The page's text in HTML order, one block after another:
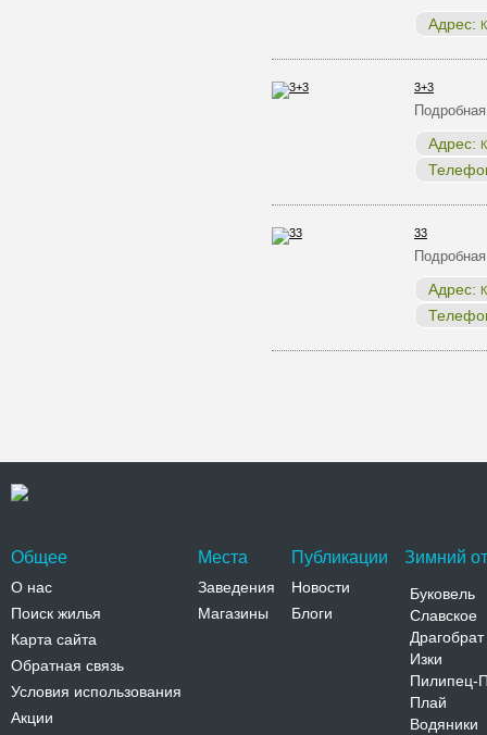
Адрес:
3+3
Адрес:
33
Адрес:
Общее
О нас
Поиск жилья
Карта сайта
Обратная связь
Условия использования
Акции
Места
Заведения
Магазины
Публикации
Новости
Блоги
Зимний
Буковель
Славское
Драгобрат
Изки
Пилипец-
Плай
Водяники